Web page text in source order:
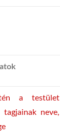
a testület
tagjainak neve,